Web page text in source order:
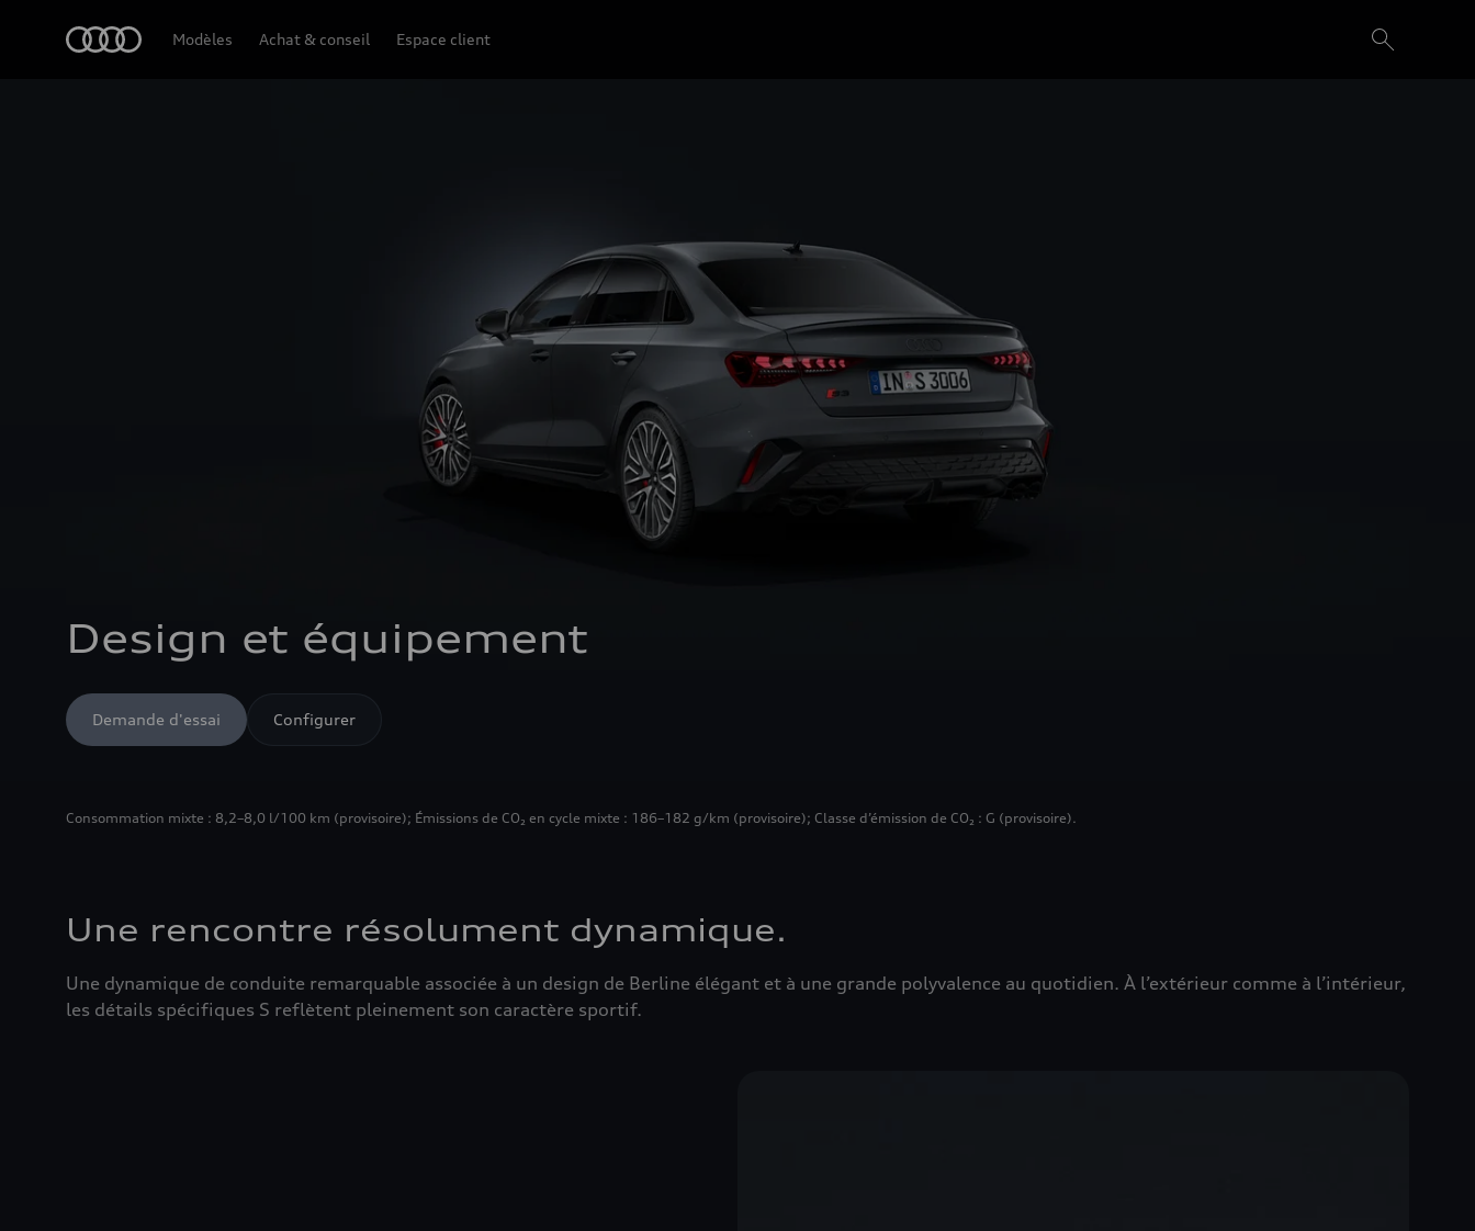
Modèles Achat & conseil Espace client
Design et équipement
Configurer
Design et équipement
Demande d'essai Configurer
Consommation mixte : 8,2–8,0 l/100 km (provisoire); Émissions de CO₂ en cycle mixte : 186–182 g/km (provisoire); Classe d’émission de CO₂ : G (provisoire).
Une rencontre résolument dynamique.
Une dynamique de conduite remarquable associée à un design de Berline élégant et à une grande polyvalence au quotidien. À l’extérieur comme à l’intérieur,
les détails spécifiques S reflètent pleinement son caractère sportif.